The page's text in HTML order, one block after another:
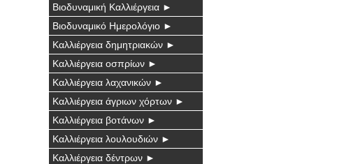
Βιοδυναμική Καλλιέργεια ►
Βιοδυναμικό Ημερολόγιο ►
Καλλιέργεια δημητριακών ►
Καλλιέργεια οσπρίων ►
Καλλιέργεια λαχανικών ►
Καλλιέργεια άγριων χόρτων ►
Καλλιέργεια βοτάνων ►
Καλλιέργεια λουλουδιών ►
Καλλιέργεια δέντρων ►